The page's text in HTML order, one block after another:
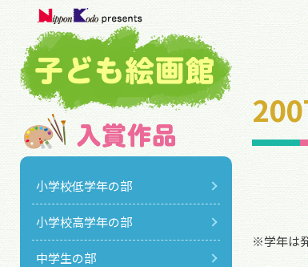
小学校低学年の部
小学校高学年の部
中学生の部
※学年は